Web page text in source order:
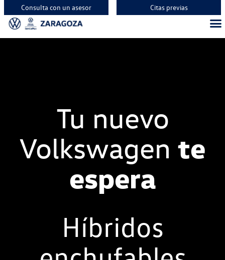
Consulta con un asesor Citas previas
Tu nuevo
Volkswagen te
espera
Híbridos